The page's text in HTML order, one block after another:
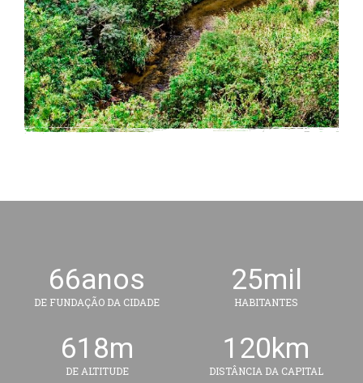
66anos
DE FUNDAÇÃO DA CIDADE
25mil
HABITANTES
618m
DE ALTITUDE
120km
DISTÂNCIA DA CAPITAL